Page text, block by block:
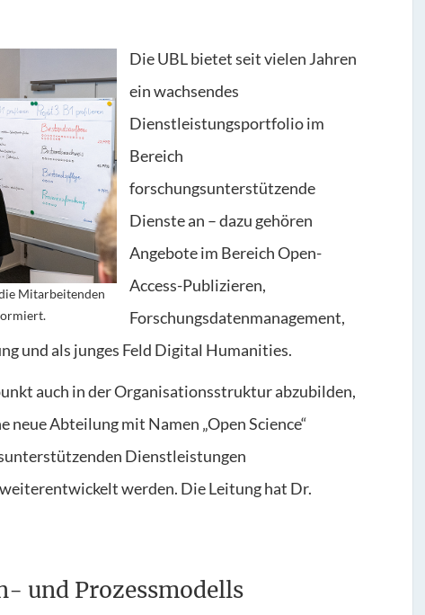
Mitarbeitenden
Die UBL bietet seit vielen Jahren
ein wachsendes
Dienstleistungsportfolio im
Bereich
forschungsunterstützende
Dienste an – dazu gehören
Angebote im Bereich Open-
Access-Publizieren,
Forschungsdatenmanagement,
und als junges Feld Digital Humanities.
auch in der Organisationsstruktur abzubilden,
neue Abteilung mit Namen „Open Science“
Dienstleistungen
werden. Die Leitung hat Dr.
und Prozessmodells